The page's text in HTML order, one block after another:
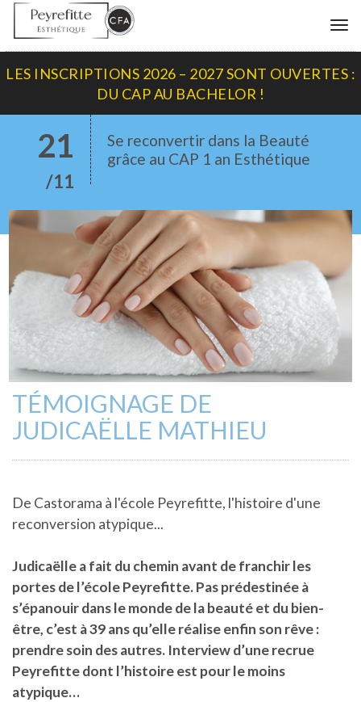
LES INSCRIPTIONS 2026 – 2027 SONT OUVERTES :
DU CAP AU BACHELOR !
21
/11
Se reconvertir dans la Beauté
grâce au CAP 1 an Esthétique
TÉMOIGNAGE DE
JUDICAËLLE MATHIEU
De Castorama à l'école Peyrefitte, l'histoire d'une
reconversion atypique...
Judicaëlle a fait du chemin avant de franchir les
portes de l’école Peyrefitte. Pas prédestinée à
s’épanouir dans le monde de la beauté et du bien-
être, c’est à 39 ans qu’elle réalise enfin son rêve :
prendre soin des autres. Interview d’une recrue
Peyrefitte dont l’histoire est pour le moins
atypique…